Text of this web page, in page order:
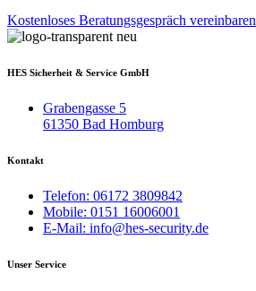
Kostenloses Beratungsgespräch vereinbaren
HES Sicherheit & Service GmbH
Grabengasse 5
61350 Bad Homburg
Kontakt
Telefon: 06172 3809842
Mobile: 0151 16006001
E-Mail: info@hes-security.de
Unser Service